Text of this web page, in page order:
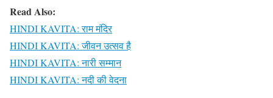
Read Also:
HINDI KAVITA: राम मंदिर
HINDI KAVITA: जीवन उत्सव है
HINDI KAVITA: नारी सम्मान
HINDI KAVITA: नदी की वेदना